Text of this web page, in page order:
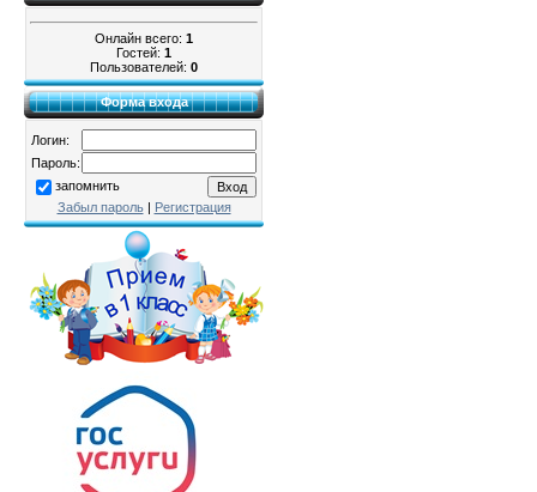
Онлайн всего: 1
Гостей: 1
Пользователей: 0
Форма входа
Логин:
Пароль:
запомнить
Забыл пароль| Регистрация